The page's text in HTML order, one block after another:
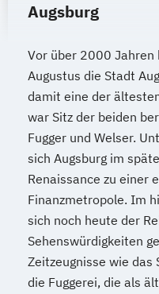
Augsburg
Vor über 2000 Jahren
Augustus die Stadt
damit eine der
war Sitz der beiden
Fugger und Welser.
sich Augsburg im
Renaissance zu einer
Finanzmetropole. Im
sich noch heute der
Sehenswürdigkeiten
Zeitzeugnisse wie das
die Fuggerei, die als